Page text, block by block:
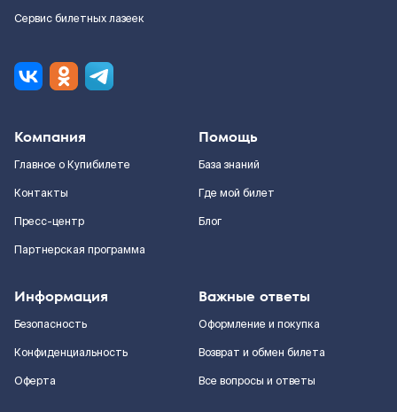
Сервис билетных лазеек
Компания
Главное о Купибилете
Контакты
Пресс-центр
Партнерская программа
Помощь
База знаний
Где мой билет
Блог
Информация
Безопасность
Конфиденциальность
Оферта
Важные ответы
Оформление и покупка
Возврат и обмен билета
Все вопросы и ответы